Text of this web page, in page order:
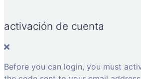
activación de cuenta
Before you can login, you must